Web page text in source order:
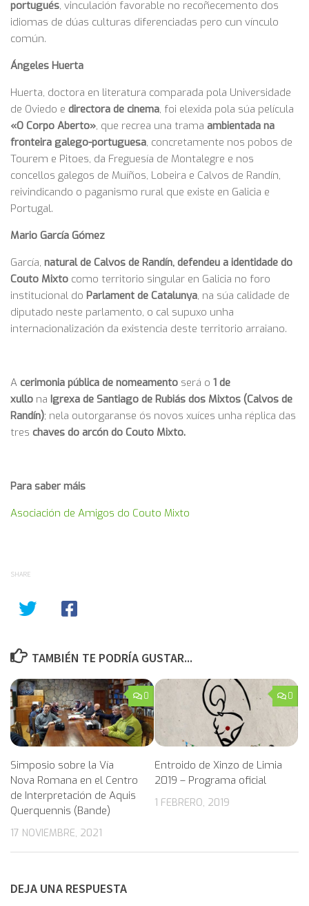
portugués, vinculación favorable no recoñecemento dos
idiomas de dúas culturas diferenciadas pero cun vínculo
común.
Ángeles Huerta
Huerta, doctora en literatura comparada pola Universidade
de Oviedo e directora de cinema, foi elexida pola súa película
«O Corpo Aberto», que recrea una trama ambientada na
fronteira galego-portuguesa, concretamente nos pobos de
Tourem e Pitoes, da Freguesía de Montalegre e nos
concellos galegos de Muíños, Lobeira e Calvos de Randín,
reivindicando o paganismo rural que existe en Galicia e
Portugal.
Mario García Gómez
García, natural de Calvos de Randín, defendeu a identidade do
Couto Mixto como territorio singular en Galicia no foro
institucional do Parlament de Catalunya, na súa calidade de
diputado neste parlamento, o cal supuxo unha
internacionalización da existencia deste territorio arraiano.
A cerimonia pública de nomeamento será o 1 de
xullo na Igrexa de Santiago de Rubiás dos Mixtos (Calvos de
Randín); nela outorgaranse ós novos xuíces unha réplica das
tres chaves do arcón do Couto Mixto.
Para saber máis
Asociación de Amigos do Couto Mixto
SHARE
TAMBIÉN TE PODRÍA GUSTAR...
0
Simposio sobre la Vía
Nova Romana en el Centro
de Interpretación de Aquis
Querquennis (Bande)
17 NOVIEMBRE, 2021
0
Entroido de Xinzo de Limia
2019 – Programa oficial
1 FEBRERO, 2019
DEJA UNA RESPUESTA